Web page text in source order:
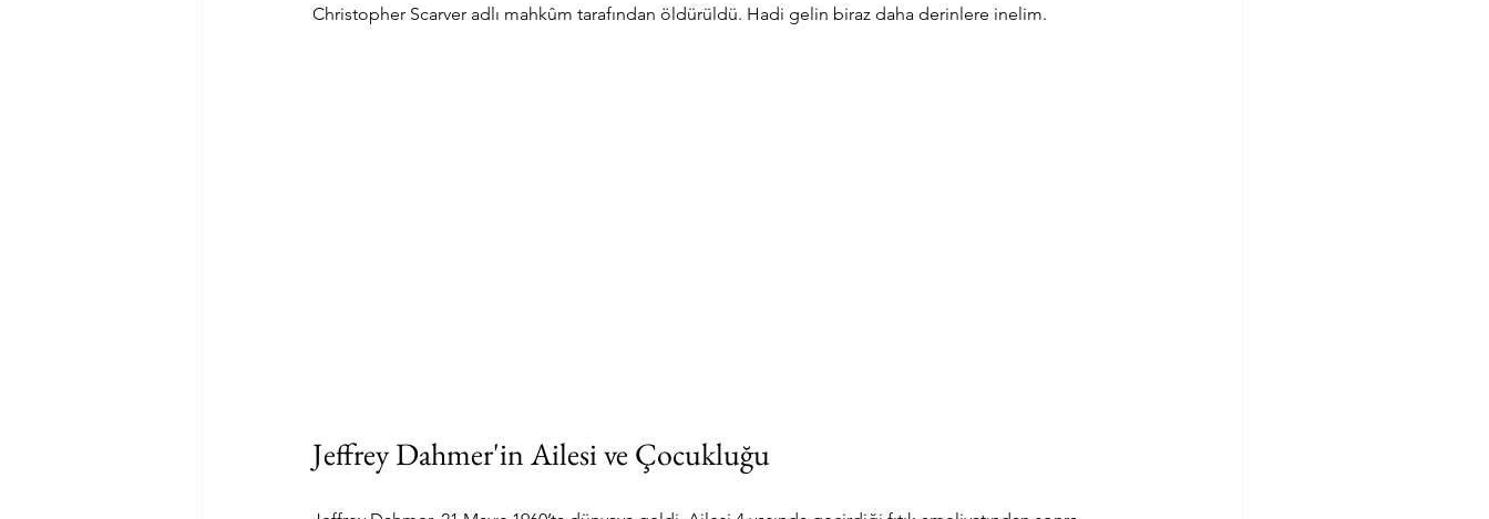
Christopher Scarver adlı mahkûm tarafından öldürüldü. Hadi gelin biraz daha derinlere inelim.
Jeffrey Dahmer'in Ailesi ve Çocukluğu